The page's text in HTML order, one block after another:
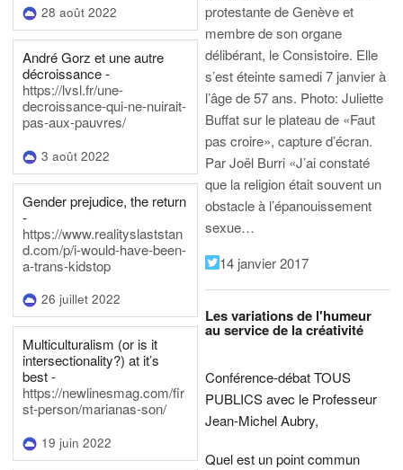
28 août 2022
André Gorz et une autre
décroissance -
https://lvsl.fr/une-
decroissance-qui-ne-nuirait-
pas-aux-pauvres/
3 août 2022
Gender prejudice, the return
-
https://www.realityslaststan
d.com/p/i-would-have-been-
a-trans-kidstop
26 juillet 2022
Multiculturalism (or is it
intersectionality?) at it’s
best -
https://newlinesmag.com/fir
st-person/marianas-son/
19 juin 2022
protestante de Genève et
membre de son organe
délibérant, le Consistoire. Elle
s’est éteinte samedi 7 janvier à
l’âge de 57 ans. Photo: Juliette
Buffat sur le plateau de «Faut
pas croire», capture d’écran.
Par Joël Burri «J’ai constaté
que la religion était souvent un
obstacle à l’épanouissement
sexue…
14 janvier 2017
Les variations de l'humeur
au service de la créativité
Conférence-débat TOUS
PUBLICS avec le Professeur
Jean-Michel Aubry,
Quel est un point commun